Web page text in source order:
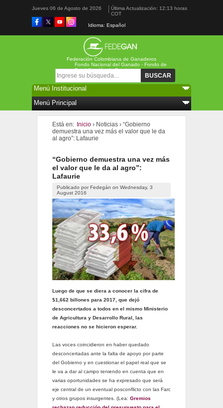
Jueves 06 de Agosto de 2026
Última Actualización: 12:13 horas
COT
Idioma: Español
Federación Colombiana de Ganaderos
Formulario de búsqueda
Fondo Nacional del Ganado - Fondo de
Estabilización de Precios
Está en: Inicio › Noticias › “Gobierno
demuestra una vez más el valor que le da
al agro”: Lafaurie
“Gobierno demuestra una vez más
el valor que le da al agro”:
Lafaurie
Publicado por Fedegán on Wednesday, 3
August 2016
Luego de que se diera a conocer la cifra de
$1,662 billones para 2017, que dejó
desconcertados a todos en el mismo Ministerio
de Agricultura y Desarrollo Rural, las
reacciones no se hicieron esperar.
Las voces coincidieron en haber quedado
desconcertadas ante la falta de apoyo por parte
del Gobierno y en cuestionar el papel real que se
le va a dar al campo teniendo en cuenta que en
varias oportunidades se ha expresado que será
eje central de un eventual posconflicto con las Farc
y otros grupos insurgentes. (Lea: Gremios